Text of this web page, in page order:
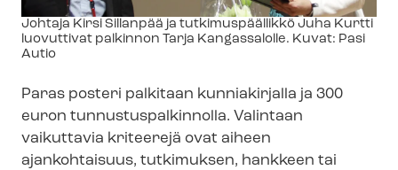
Kuvateksti
Johtaja Kirsi Sillanpää ja tutkimuspäällikkö Juha Kurtti
luovuttivat palkinnon Tarja Kangassalolle. Kuvat: Pasi
Autio
Paras posteri palkitaan kunniakirjalla ja 300
euron tun­nus­tus­pal­kin­nol­la. Valintaan
vaikuttavia kriteerejä ovat aiheen
ajankohtaisuus, tutkimuksen, hankkeen tai